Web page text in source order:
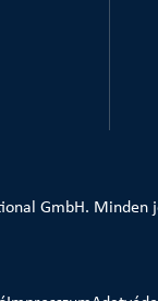
GmbH. Minden